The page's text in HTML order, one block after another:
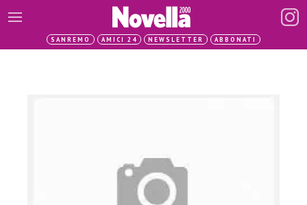
SANREMO AMICI 24 NEWSLETTER ABBONATI